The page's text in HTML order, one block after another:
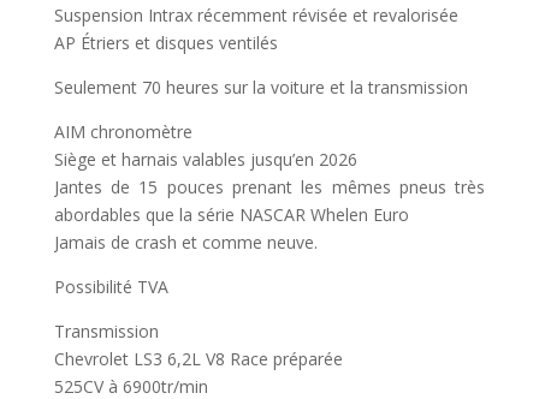
Suspension Intrax récemment révisée et revalorisée
AP Étriers et disques ventilés
Seulement 70 heures sur la voiture et la transmission
AIM chronomètre
Siège et harnais valables jusqu’en 2026
Jantes de 15 pouces prenant les mêmes pneus très
abordables que la série NASCAR Whelen Euro
Jamais de crash et comme neuve.
Possibilité TVA
Transmission
Chevrolet LS3 6,2L V8 Race préparée
525CV à 6900tr/min